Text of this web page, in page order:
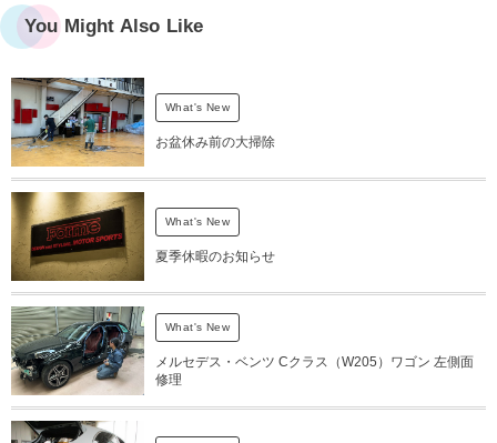
You Might Also Like
What's New
お盆休み前の大掃除
What's New
夏季休暇のお知らせ
What's New
メルセデス・ベンツ Cクラス（W205）ワゴン 左側面
修理